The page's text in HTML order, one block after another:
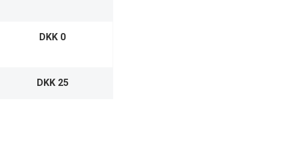
DKK 0
DKK 25